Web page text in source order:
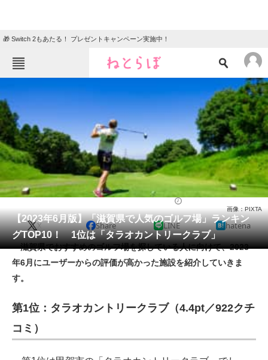
🎁 Switch 2もあたる！ プレゼントキャンペーン実施中！
TOP
エンタメ
グルメ
住まい 教育・育児
動物 リサーチ
会員記事
メディア
注目記事を集めた総合ページ
【2023年6月版】「滋賀県で人気のゴルフ場」ランキン
グTOP10！ 1位は「タラオカントリークラブ」
画像：PIXTA
X Share LINE hatena
滋賀県でおすすめのゴルフ場を探している人に向けて、2023
年6月にユーザーからの評価が高かった施設を紹介していきま
す。
第1位：タラオカントリークラブ（4.4pt／922クチ
コミ）